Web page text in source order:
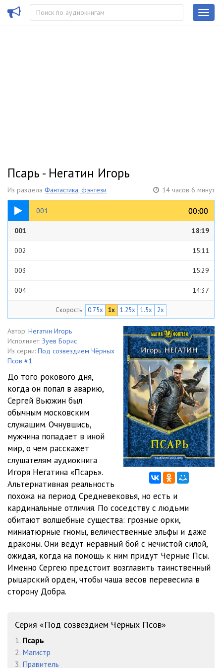
Псарь - Негатин Игорь
Из раздела Фантастика, фэнтези 14 часов 6 минут
001 00:00
00:00
18:19
001 18:19
002 15:11
003 15:29
004 14:37
006 13:49
007 14:37
13:25
009 19:01
010 07:36
011 13:44
012 13:52
013 13:40
014
015
016 28:09
017 13:39
018 13:37
019
021
022
Скорость 0.75x 1x 1.25x 1.5x 2x
Автор: Негатин Игорь
Исполняет: Зуев Борис
Из серии: Под созвездием Чёрных
Псов #1
До того рокового дня,
когда он попал в аварию,
Сергей Вьюжин был
обычным московским
служащим. Очнувшись,
мужчина попадает в иной
мир, о чем расскажет
слушателям аудиокнига
Игоря Негатина «Псарь».
Альтернативная реальность
похожа на период Средневековья, но есть и
кардинальные отличия. По соседству с людьми
обитают волшебные существа: грозные орки,
миниатюрные гномы, величественные эльфы и даже
драконы. Они ведут неравный бой с нечистой силой,
ожидая, когда на помощь к ним придут Черные Псы.
Именно Сергею предстоит возглавить таинственный
рыцарский орден, чтобы чаша весов перевесила в
сторону Добра.
Серия «Под созвездием Чёрных Псов»
1. Псарь
2. Магистр
3. Правитель